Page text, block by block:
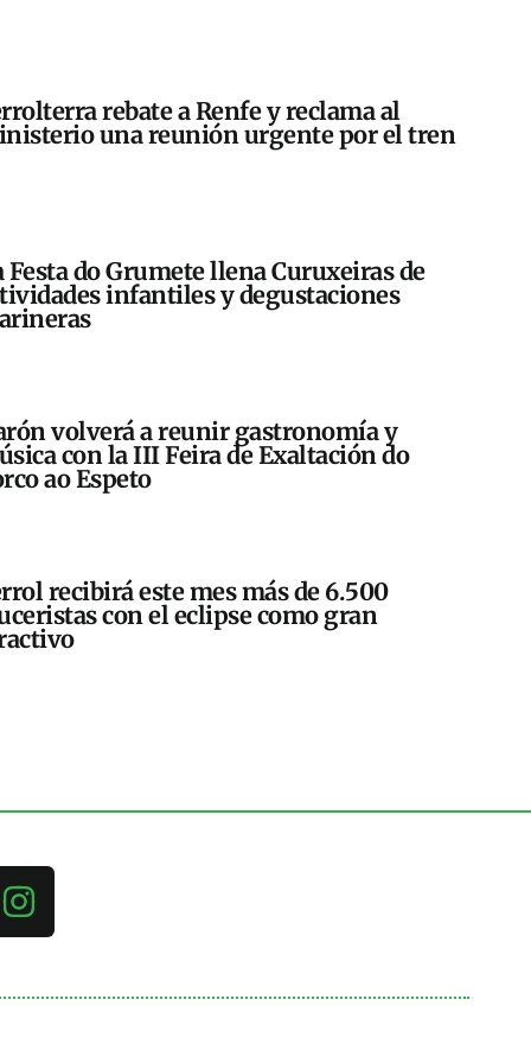
rebate a Renfe y reclama al
una reunión urgente por el tren
Festa do Grumete llena Curuxeiras de
infantiles y degustaciones
volverá a reunir gastronomía y
con la III Feira de Exaltación do
ao Espeto
recibirá este mes más de 6.500
con el eclipse como gran